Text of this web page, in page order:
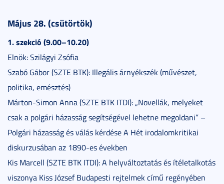
Május 28. (csütörtök)
1. szekció (9.00–10.20)
Elnök: Szilágyi Zsófia
Szabó Gábor (SZTE BTK): Illegális árnyékszék (művészet,
politika, emésztés)
Márton-Simon Anna (SZTE BTK ITDI): „Novellák, melyeket
csak a polgári házasság segítségével lehetne megoldani” –
Polgári házasság és válás kérdése A Hét irodalomkritikai
diskurzusában az 1890-es években
Kis Marcell (SZTE BTK ITDI): A helyváltoztatás és ítéletalkotás
viszonya Kiss József Budapesti rejtelmek című regényében